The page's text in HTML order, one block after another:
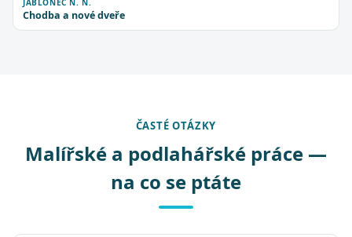
JABLONEC N. N.
Chodba a nové dveře
ČASTÉ OTÁZKY
Malířské a podlahářské práce —
na co se ptáte